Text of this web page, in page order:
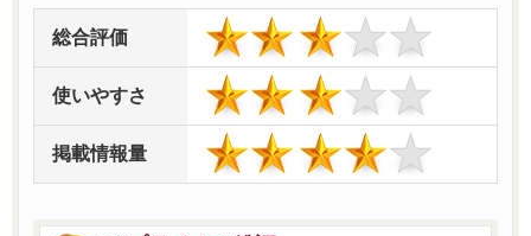
総合評価
使いやすさ
掲載情報量